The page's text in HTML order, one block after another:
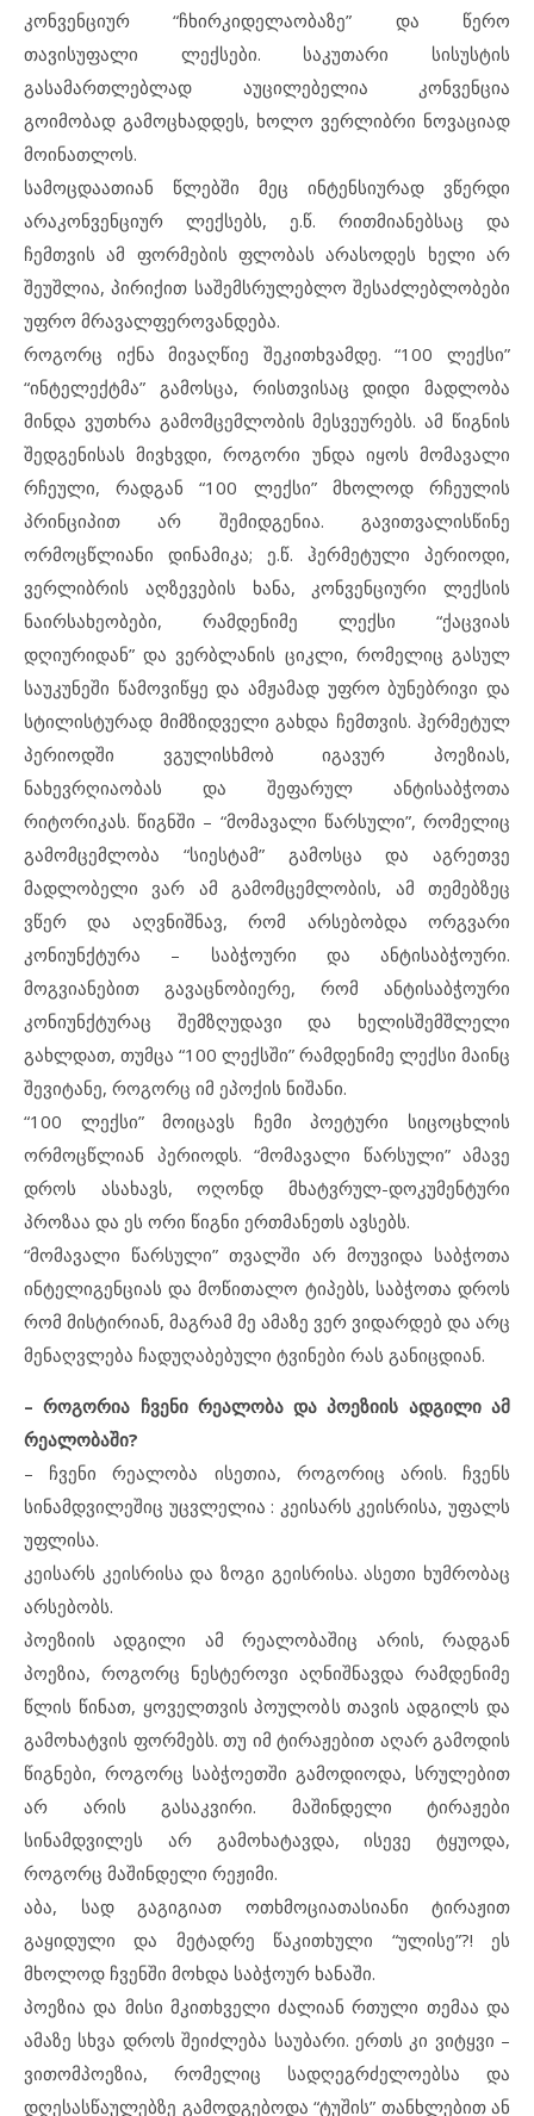
კონვენციურ “ჩხირკიდელაობაზე” და წერო
თავისუფალი ლექსები. საკუთარი სისუსტის
გასამართლებლად აუცილებელია კონვენცია
გოიმობად გამოცხადდეს, ხოლო ვერლიბრი ნოვაციად
მოინათლოს.
სამოცდაათიან წლებში მეც ინტენსიურად ვწერდი
არაკონვენციურ ლექსებს, ე.წ. რითმიანებსაც და
ჩემთვის ამ ფორმების ფლობას არასოდეს ხელი არ
შეუშლია, პირიქით საშემსრულებლო შესაძლებლობები
უფრო მრავალფეროვანდება.
როგორც იქნა მივაღწიე შეკითხვამდე. “100 ლექსი”
“ინტელექტმა” გამოსცა, რისთვისაც დიდი მადლობა
მინდა ვუთხრა გამომცემლობის მესვეურებს. ამ წიგნის
შედგენისას მივხვდი, როგორი უნდა იყოს მომავალი
რჩეული, რადგან “100 ლექსი” მხოლოდ რჩეულის
პრინციპით არ შემიდგენია. გავითვალისწინე
ორმოცწლიანი დინამიკა; ე.წ. ჰერმეტული პერიოდი,
ვერლიბრის აღზევების ხანა, კონვენციური ლექსის
ნაირსახეობები, რამდენიმე ლექსი “ქაცვიას
დღიურიდან” და ვერბლანის ციკლი, რომელიც გასულ
საუკუნეში წამოვიწყე და ამჟამად უფრო ბუნებრივი და
სტილისტურად მიმზიდველი გახდა ჩემთვის. ჰერმეტულ
პერიოდში ვგულისხმობ იგავურ პოეზიას,
ნახევრღიაობას და შეფარულ ანტისაბჭოთა
რიტორიკას. წიგნში – “მომავალი წარსული”, რომელიც
გამომცემლობა “სიესტამ” გამოსცა და აგრეთვე
მადლობელი ვარ ამ გამომცემლობის, ამ თემებზეც
ვწერ და აღვნიშნავ, რომ არსებობდა ორგვარი
კონიუნქტურა – საბჭოური და ანტისაბჭოური.
მოგვიანებით გავაცნობიერე, რომ ანტისაბჭოური
კონიუნქტურაც შემზღუდავი და ხელისშემშლელი
გახლდათ, თუმცა “100 ლექსში” რამდენიმე ლექსი მაინც
შევიტანე, როგორც იმ ეპოქის ნიშანი.
“100 ლექსი” მოიცავს ჩემი პოეტური სიცოცხლის
ორმოცწლიან პერიოდს. “მომავალი წარსული” ამავე
დროს ასახავს, ოღონდ მხატვრულ-დოკუმენტური
პროზაა და ეს ორი წიგნი ერთმანეთს ავსებს.
“მომავალი წარსული” თვალში არ მოუვიდა საბჭოთა
ინტელიგენციას და მოწითალო ტიპებს, საბჭოთა დროს
რომ მისტირიან, მაგრამ მე ამაზე ვერ ვიდარდებ და არც
მენაღვლება ჩადუღაბებული ტვინები რას განიცდიან.
– როგორია ჩვენი რეალობა და პოეზიის ადგილი ამ
რეალობაში?
– ჩვენი რეალობა ისეთია, როგორიც არის. ჩვენს
სინამდვილეშიც უცვლელია : კეისარს კეისრისა, უფალს
უფლისა.
კეისარს კეისრისა და ზოგი გეისრისა. ასეთი ხუმრობაც
არსებობს.
პოეზიის ადგილი ამ რეალობაშიც არის, რადგან
პოეზია, როგორც ნესტეროვი აღნიშნავდა რამდენიმე
წლის წინათ, ყოველთვის პოულობს თავის ადგილს და
გამოხატვის ფორმებს. თუ იმ ტირაჟებით აღარ გამოდის
წიგნები, როგორც საბჭოეთში გამოდიოდა, სრულებით
არ არის გასაკვირი. მაშინდელი ტირაჟები
სინამდვილეს არ გამოხატავდა, ისევე ტყუოდა,
როგორც მაშინდელი რეჟიმი.
აბა, სად გაგიგიათ ოთხმოციათასიანი ტირაჟით
გაყიდული და მეტადრე წაკითხული “ულისე”?! ეს
მხოლოდ ჩვენში მოხდა საბჭოურ ხანაში.
პოეზია და მისი მკითხველი ძალიან რთული თემაა და
ამაზე სხვა დროს შეიძლება საუბარი. ერთს კი ვიტყვი –
ვითომპოეზია, რომელიც სადღეგრძელოებსა და
დღესასწაულებზე გამოდგებოდა “ტუშის” თანხლებით ან